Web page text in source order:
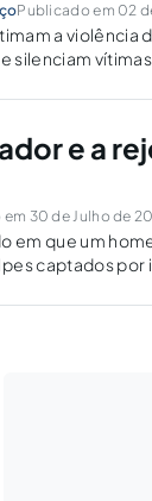
Publicado em 02
a violência
silenciam
e a
30 de Julho de
em que um
captados